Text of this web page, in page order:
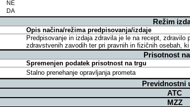
NE
DA
Režim
Opis načina/režima predpisovanja/izdaje
Predpisovanje in izdaja zdravila je le na recept, zdravilo
zdravstvenih zavodih ter pri pravnih in fizičnih osebah,
Prisotnost
Spremenjen podatek prisotnost na trgu
Stalno prenehanje opravljanja prometa
Previdnostni
ATC
MZZ